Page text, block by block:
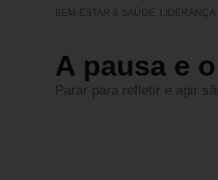
BEM-ESTAR & SAÚDE, LIDERANÇA
A pausa e
Parar para refletir e agir